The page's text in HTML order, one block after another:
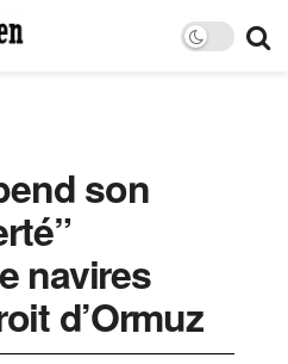
son
navires
d’Ormuz